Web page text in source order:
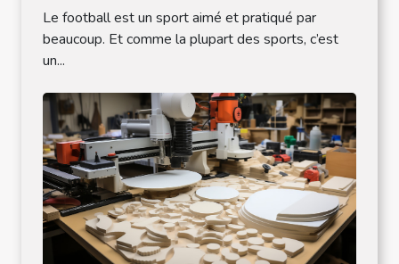
Le football est un sport aimé et pratiqué par
beaucoup. Et comme la plupart des sports, c’est
un...